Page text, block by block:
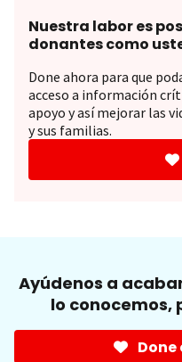
Nuestra labor es
donantes como
Done ahora para que
acceso a información
apoyo y así mejorar las
y sus familias.
Ayúdenos a
lo conocemos,